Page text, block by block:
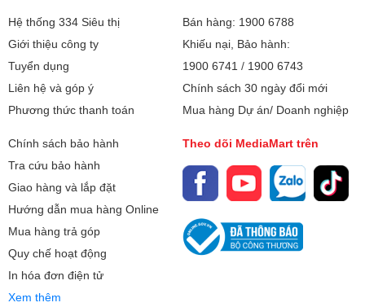
Hệ thống 334 Siêu thị
Giới thiệu công ty
Tuyển dụng
Liên hệ và góp ý
Phương thức thanh toán
Bán hàng: 1900 6788
Khiếu nại, Bảo hành:
1900 6741 / 1900 6743
Chính sách 30 ngày đổi mới
Mua hàng Dự án/ Doanh nghiệp
Chính sách bảo hành
Tra cứu bảo hành
Giao hàng và lắp đặt
Hướng dẫn mua hàng Online
Mua hàng trả góp
Quy chế hoạt động
In hóa đơn điện tử
Xem thêm
Theo dõi MediaMart trên